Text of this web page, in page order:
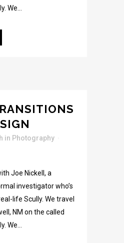
We...
in Photography
Joe Nickell, a
investigator who’s
life Scully. We travel
NM on the called
We...